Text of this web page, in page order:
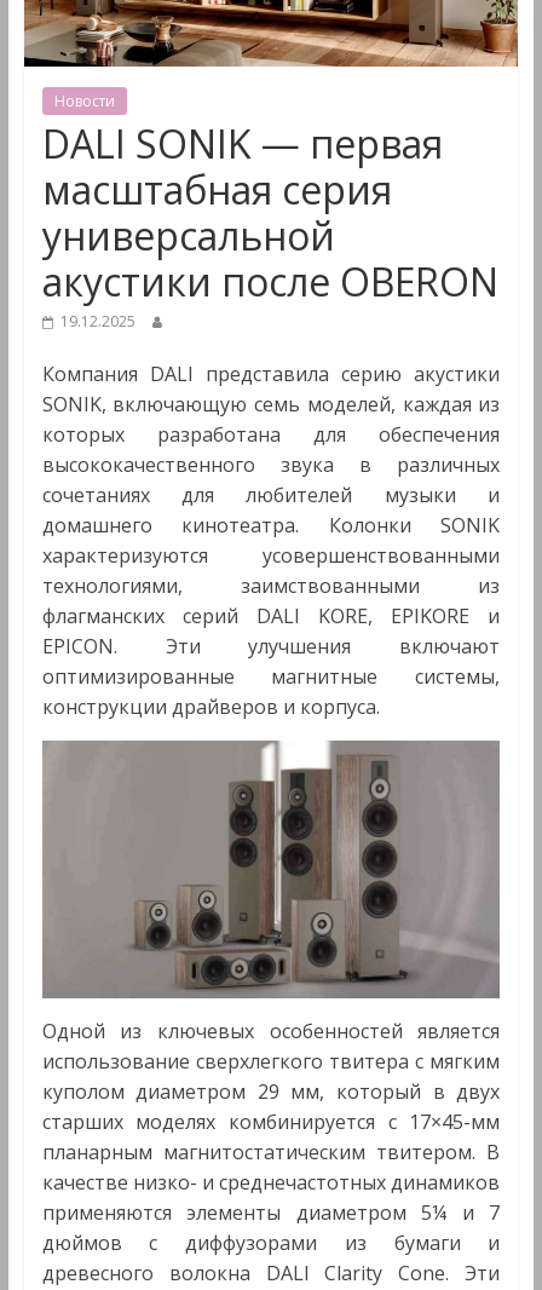
&
Мультимедиа
Новости
DALI SONIK — первая
масштабная серия
универсальной
акустики после OBERON
19.12.2025
Компания DALI представила серию акустики
SONIK, включающую семь моделей, каждая из
которых разработана для обеспечения
высококачественного звука в различных
сочетаниях для любителей музыки и
домашнего кинотеатра. Колонки SONIK
характеризуются усовершенствованными
технологиями, заимствованными из
флагманских серий DALI KORE, EPIKORE и
EPICON. Эти улучшения включают
оптимизированные магнитные системы,
конструкции драйверов и корпуса.
Одной из ключевых особенностей является
использование сверхлегкого твитера с мягким
куполом диаметром 29 мм, который в двух
старших моделях комбинируется с 17×45-мм
планарным магнитостатическим твитером. В
качестве низко- и среднечастотных динамиков
применяются элементы диаметром 5¼ и 7
дюймов с диффузорами из бумаги и
древесного волокна DALI Clarity Cone. Эти